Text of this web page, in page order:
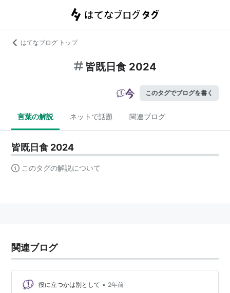
はてなブログ トップ
皆既日食 2024
このタグでブログを書く
言葉の解説 ネットで話題 関連ブログ
皆既日食 2024
このタグの解説について
関連ブログ
役に立つかは別として • 2年前